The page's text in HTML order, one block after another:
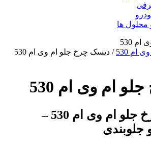
محلول ها
ام 530 / دیسک چرخ جلو ام وی ام 530
ام وی ام 530
خرید دیسک چرخ جلو ام وی ام 530 –
جلوبندی